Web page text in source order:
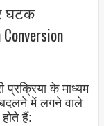
घटक
के माध्यम
में लगने वाले
हैं: